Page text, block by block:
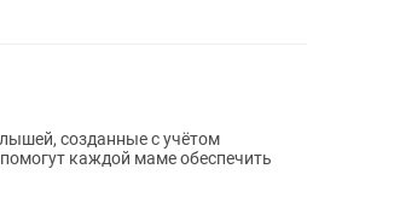
созданные с учётом
каждой маме обеспечить